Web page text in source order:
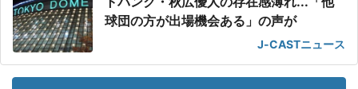
球団の方が出場機会ある」の声が
J-CASTニュース